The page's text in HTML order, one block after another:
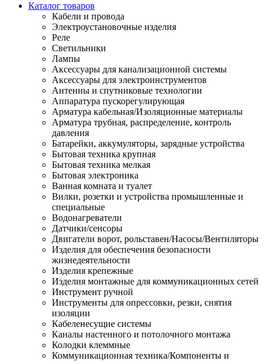
Каталог товаров
Кабели и провода
Электроустановочные изделия
Реле
Светильники
Лампы
Аксессуары для канализационной системы
Аксессуары для электроинструментов
Антенны и спутниковые технологии
Аппаратура пускорегулирующая
Арматура кабельная/Изоляционные материалы
Арматура трубная, распределение, контроль
давления
Батарейки, аккумуляторы, зарядные устройства
Бытовая техника крупная
Бытовая техника мелкая
Бытовая электроника
Ванная комната и туалет
Вилки, розетки и устройства промышленные и
специальные
Водонагреватели
Датчики/сенсоры
Двигатели ворот, рольставен/Насосы/Вентиляторы
Изделия для обеспечения безопасности
жизнедеятельности
Изделия крепежные
Изделия монтажные для коммуникационных сетей
Инструмент ручной
Инструменты для опрессовки, резки, снятия
изоляции
Кабеленесущие системы
Каналы настенного и потолочного монтажа
Колодки клеммные
Коммуникационная техника/Компоненты и